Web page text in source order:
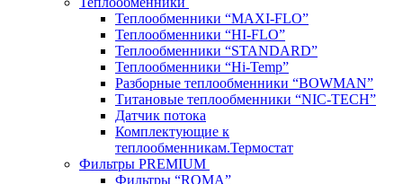
Теплообменники “MAXI-FLO”
Теплообменники “HI-FLO”
Теплообменники “STANDARD”
Теплообменники “Hi-Temp”
Разборные теплообменники “BOWMAN”
Титановые теплообменники “NIC-TECH”
Датчик потока
Комплектующие к
теплообменникам.Термостат
Фильтры PREMIUM
Фильтры “ROMA”